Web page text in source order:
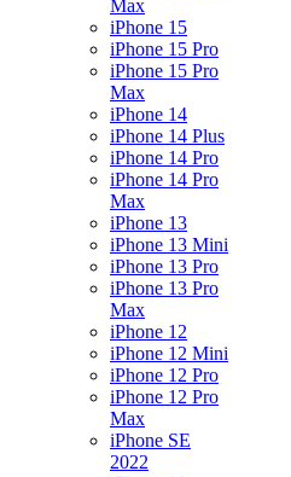
Max
iPhone 15
iPhone 15 Pro
iPhone 15 Pro
Max
iPhone 14
iPhone 14 Plus
iPhone 14 Pro
iPhone 14 Pro
Max
iPhone 13
iPhone 13 Mini
iPhone 13 Pro
iPhone 13 Pro
Max
iPhone 12
iPhone 12 Mini
iPhone 12 Pro
iPhone 12 Pro
Max
iPhone SE
2022